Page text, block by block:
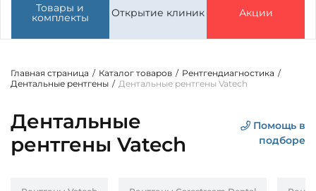
Товары и
комплекты Открытие клиник Акции
Главная страница / Каталог товаров / Рентгендиагностика /
Дентальные рентгены / Дентальные рентгены Vatech
Дентальные
рентгены Vatech
Помощь в
подборе